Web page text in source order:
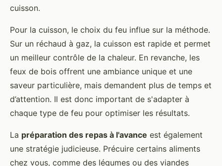
cuisson.
Pour la cuisson, le choix du feu influe sur la méthode.
Sur un réchaud à gaz, la cuisson est rapide et permet
un meilleur contrôle de la chaleur. En revanche, les
feux de bois offrent une ambiance unique et une
saveur particulière, mais demandent plus de temps et
d’attention. Il est donc important de s'adapter à
chaque type de feu pour optimiser les résultats.
La préparation des repas à l'avance est également
une stratégie judicieuse. Précuire certains aliments
chez vous, comme des légumes ou des viandes